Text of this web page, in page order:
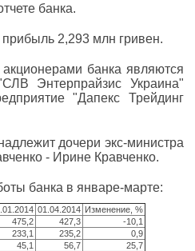
банка.
2,293 млн гривен.
банка являются
Энтерпрайзис Украина"
"Дапекс Трейдинг
дочери экс-министра
- Ирине Кравченко.
банка в январе-марте:
01.04.2014 Изменение, %
475,2 427,3
-10,1
233,1 235,2
0,9
45,1 56,7
25,7